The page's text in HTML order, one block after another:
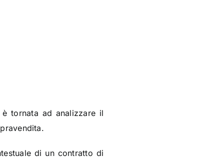
tornata ad analizzare il
di un contratto di